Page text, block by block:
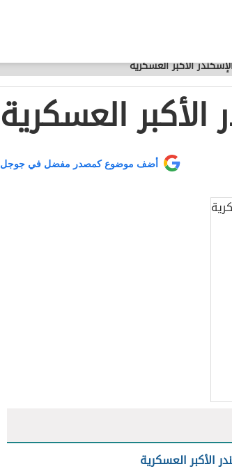
الأكبر العسكرية
الأكبر العسكرية
أضف موضوع كمصدر مفضل في جوجل
الأكبر العسكرية